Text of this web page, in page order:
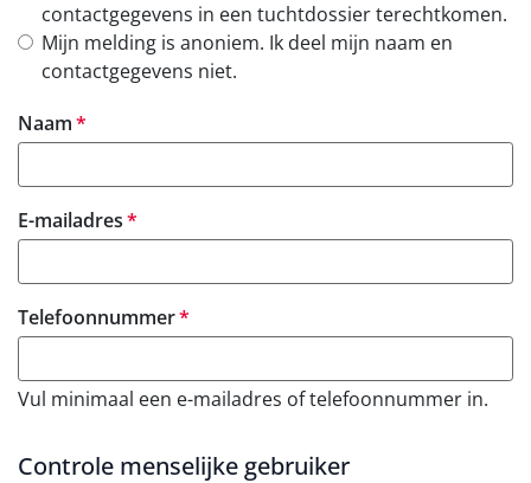
contactgegevens in een tuchtdossier terechtkomen.
Mijn melding is anoniem. Ik deel mijn naam en
contactgegevens niet.
Naamverplicht
E-mailadresverplicht
Telefoonnummerverplicht
Vul minimaal een e-mailadres of telefoonnummer in.
Controle menselijke gebruiker